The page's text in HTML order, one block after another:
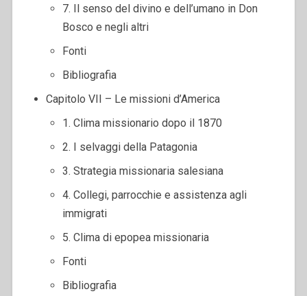
7. Il senso del divino e dell’umano in Don
Bosco e negli altri
Fonti
Bibliografia
Capitolo VII – Le missioni d’America
1. Clima missionario dopo il 1870
2. I selvaggi della Patagonia
3. Strategia missionaria salesiana
4. Collegi, parrocchie e assistenza agli
immigrati
5. Clima di epopea missionaria
Fonti
Bibliografia